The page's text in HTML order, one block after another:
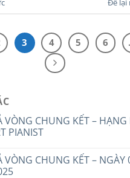
Để lại
3 4 5 6
VÒNG CHUNG KẾT –
PIANIST
VÒNG CHUNG KẾT – NGÀY